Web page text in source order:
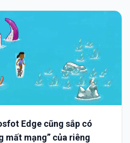
Edge cũng sắp có
mất mạng” của riêng